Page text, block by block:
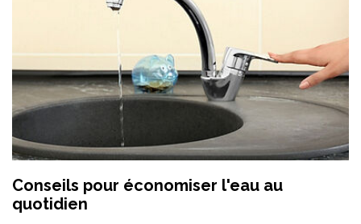
Conseils pour économiser l'eau au
quotidien